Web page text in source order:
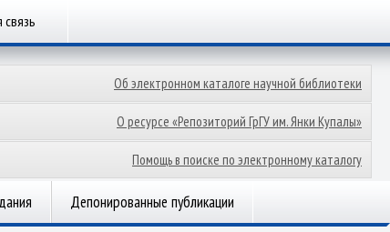
Об электронном каталоге научной библиотеки
О ресурсе «Репозиторий ГрГУ им. Янки Купалы»
Помощь в поиске по электронному каталогу
Депонированные публикации